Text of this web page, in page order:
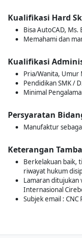
Kualifikasi Hard
Bisa AutoCAD, Ms.
Memahami dan
Kualifikasi
Pria/Wanita, Umur
Pendidikan SMK /
Minimal
Persyaratan
Manufaktur
Keterangan
Berkelakuan baik,
riwayat hukum
Lamaran ditujukan
Internasional
Subjek email : CNC